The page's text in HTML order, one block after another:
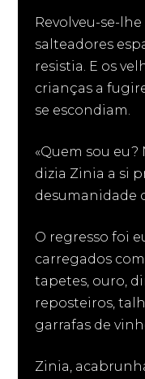
Revolveu-se-
salteadores
resistia. E os
crianças a
se escondiam.
«Quem sou eu?
dizia Zinia a si
desumanidade
O regresso foi
carregados
tapetes, ouro,
reposteiros,
garrafas de
Zinia,